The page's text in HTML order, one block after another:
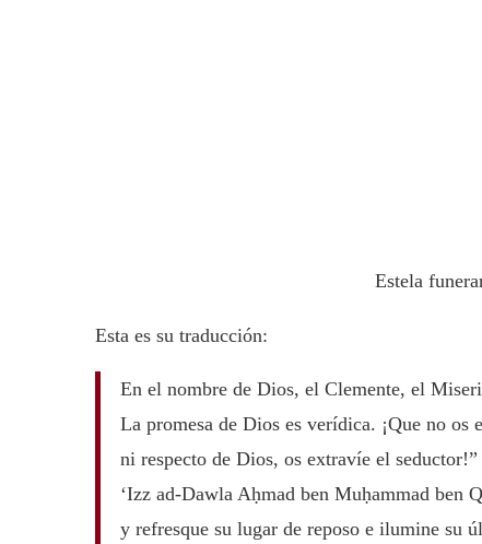
Estela
Esta es su traducción:
En el nombre de Dios, el Clemente, el
La promesa de Dios es verídica. ¡Que no os
ni respecto de Dios, os extravíe el
‘Izz ad-Dawla Aḥmad ben Muḥammad ben
y refresque su lugar de reposo e ilumine su